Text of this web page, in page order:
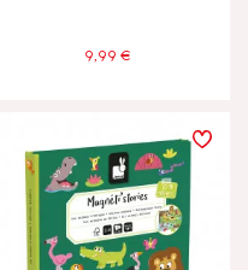
9,99 €